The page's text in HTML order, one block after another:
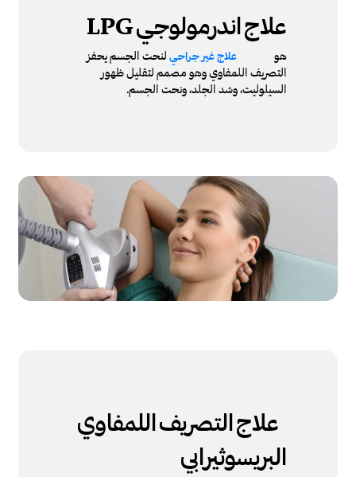
علاجاندرمولوجيLPG
هو علاج غير جراحي لنحت الجسم يحفز
التصريف اللمفاوي وهو مصمم لتقليل ظهور
السيلوليت، وشد الجلد، ونحت الجسم.
علاجالتصريفاللمفاوي
البريسوثيرابي